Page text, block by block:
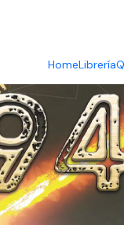
HomeLibrería